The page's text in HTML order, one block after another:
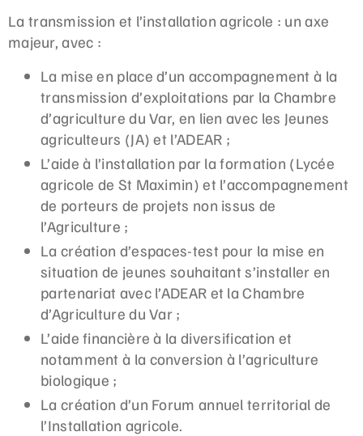
La transmission et l’installation agricole : un axe
majeur, avec :
La mise en place d’un accompagnement à la
transmission d’exploitations par la Chambre
d’agriculture du Var, en lien avec les Jeunes
agriculteurs (JA) et l’ADEAR ;
L’aide à l’installation par la formation (Lycée
agricole de St Maximin) et l’accompagnement
de porteurs de projets non issus de
l’Agriculture ;
La création d’espaces-test pour la mise en
situation de jeunes souhaitant s’installer en
partenariat avec l’ADEAR et la Chambre
d’Agriculture du Var ;
L’aide financière à la diversification et
notamment à la conversion à l’agriculture
biologique ;
La création d’un Forum annuel territorial de
l’Installation agricole.